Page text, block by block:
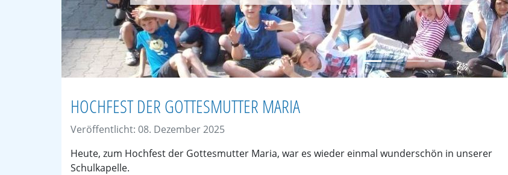
HOCHFEST DER GOTTESMUTTER MARIA
Veröffentlicht: 08. Dezember 2025
Heute, zum Hochfest der Gottesmutter Maria, war es wieder einmal wunderschön in unserer
Schulkapelle.